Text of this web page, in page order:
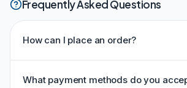
Frequently Asked Questions
How can I place an order?
What payment methods do you